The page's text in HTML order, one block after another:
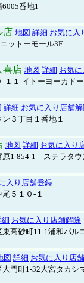
番地1
店 地図 詳細 お気に入
ットーモール3F
喜店 地図 詳細 お気
１１ イトーヨーカド
詳細 お気に入り店舗
３丁目１番地１
地図 詳細 お気に入り
原1-854-1 ステラタウ
入り店舗登録
５１０-１
細 お気に入り店舗解除
高砂町11-1浦和パル
図 詳細 お気に入り店
門町1-32大宮タカシ